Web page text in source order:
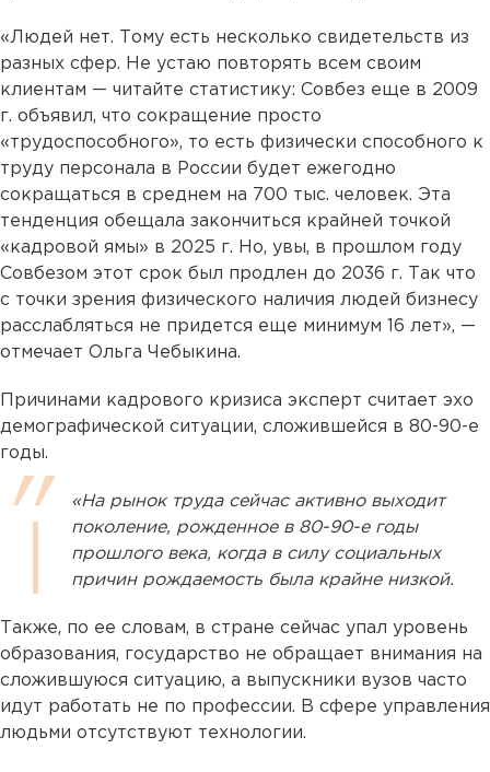
«Людей нет. Тому есть несколько свидетельств из
разных сфер. Не устаю повторять всем своим
клиентам — читайте статистику: Совбез еще в 2009
г. объявил, что сокращение просто
«трудоспособного», то есть физически способного к
труду персонала в России будет ежегодно
сокращаться в среднем на 700 тыс. человек. Эта
тенденция обещала закончиться крайней точкой
«кадровой ямы» в 2025 г. Но, увы, в прошлом году
Совбезом этот срок был продлен до 2036 г. Так что
с точки зрения физического наличия людей бизнесу
расслабляться не придется еще минимум 16 лет», —
отмечает Ольга Чебыкина.
Причинами кадрового кризиса эксперт считает эхо
демографической ситуации, сложившейся в 80-90-е
годы.
«На рынок труда сейчас активно выходит
поколение, рожденное в 80-90-е годы
прошлого века, когда в силу социальных
причин рождаемость была крайне низкой.
Также, по ее словам, в стране сейчас упал уровень
образования, государство не обращает внимания на
сложившуюся ситуацию, а выпускники вузов часто
идут работать не по профессии. В сфере управления
людьми отсутствуют технологии.